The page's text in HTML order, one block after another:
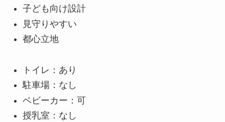
子ども向け設計
見守りやすい
都心立地
トイレ：あり
駐車場：なし
ベビーカー：可
授乳室：なし